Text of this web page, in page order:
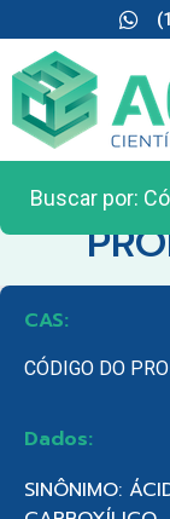
CAS:
CÓDIGO DO
Dados:
SINÔNIMO: